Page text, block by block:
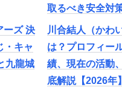
取るべき安全対
ーズ 決
・キャ
九龍城
川合結人（かわ
は？プロフィー
績、現在の活動
底解説【2026年